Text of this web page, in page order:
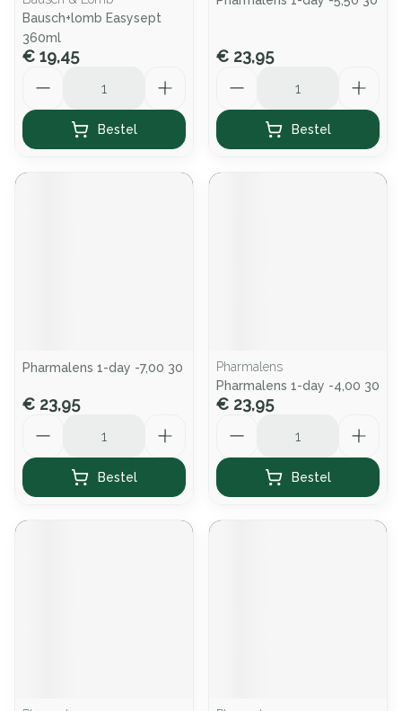
Bausch+lomb Easysept
360ml
€ 19,45
Bestel
€ 23,95
Bestel
Pharmalens 1-day -7,00 30
€ 23,95
Bestel
Pharmalens
Pharmalens 1-day -4,00 30
€ 23,95
Bestel